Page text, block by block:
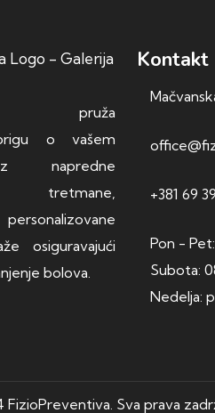
pruža
o vašem
napredne
tretmane,
osiguravajući
bolova.
Kontakt
+381 69
Pon -
Subota:
Nedelja:
Sva prava